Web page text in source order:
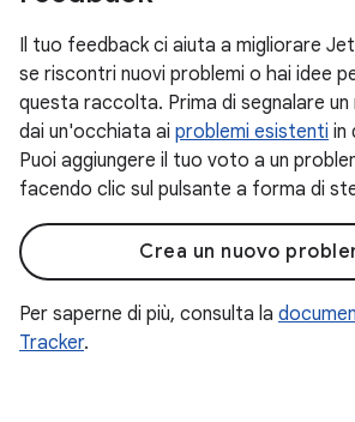
Il tuo feedback ci aiuta a migliorare
se riscontri nuovi problemi o hai idee
questa raccolta. Prima di segnalare
dai un'occhiata ai problemi esistenti in
Puoi aggiungere il tuo voto a un
facendo clic sul pulsante a forma di
Crea un nuovo
Per saperne di più, consulta la
Tracker.